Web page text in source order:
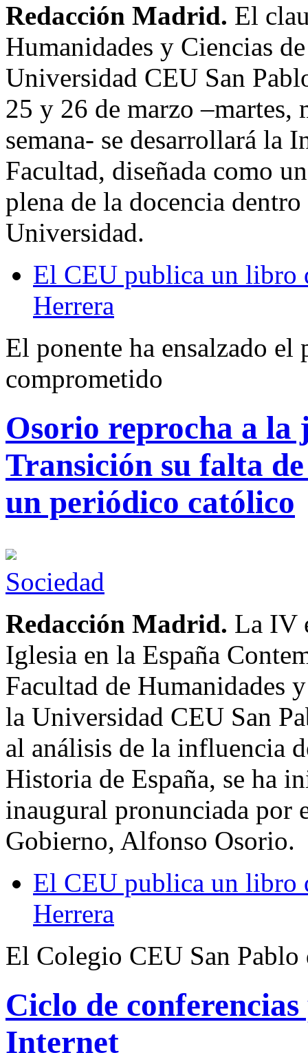
Redacción Madrid. El
Humanidades y Ciencias
Universidad CEU San
25 y 26 de marzo –martes,
semana- se desarrollará la
Facultad, diseñada como
plena de la docencia
Universidad.
El CEU publica un libro
Herrera
El ponente ha ensalzado
comprometido
Osorio reprocha a la
Transición su falta
un periódico católico
Sociedad
Redacción Madrid. La IV
Iglesia en la España
Facultad de Humanidades
la Universidad CEU San
al análisis de la influencia
Historia de España, se ha
inaugural pronunciada por
Gobierno, Alfonso Osorio.
El CEU publica un libro
Herrera
El Colegio CEU San
Ciclo de
Internet